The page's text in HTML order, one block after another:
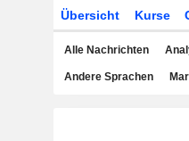
Übersicht Kurse
Alle Nachrichten
Andere Sprachen